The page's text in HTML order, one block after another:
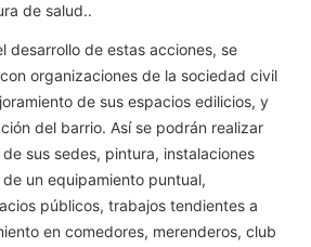
de salud..
desarrollo de estas acciones, se
organizaciones de la sociedad civil
de sus espacios edilicios, y
del barrio. Así se podrán realizar
sus sedes, pintura, instalaciones
un equipamiento puntual,
públicos, trabajos tendientes a
en comedores, merenderos, club